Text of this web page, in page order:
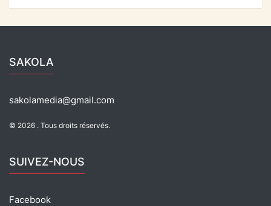
k
b
o
o p
SAKOLA
sakolamedia@gmail.com
© 2026 . Tous droits réservés.
SUIVEZ-NOUS
Facebook